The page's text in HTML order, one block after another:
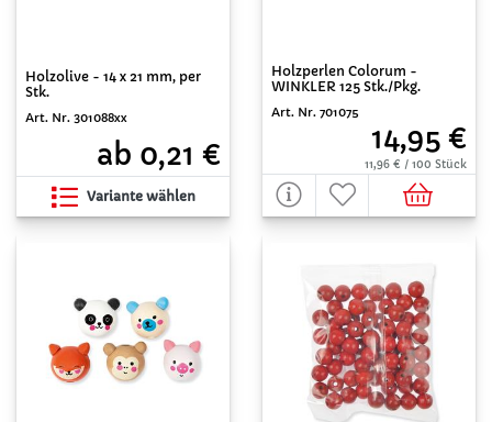
Holzolive - 14 x 21 mm, per
Stk.
Art. Nr. 301088xx
ab 0,21 €
Variante wählen
Holzperlen Colorum -
WINKLER 125 Stk./Pkg.
Art. Nr. 701075
14,95 €
11,96 € / 100 Stück